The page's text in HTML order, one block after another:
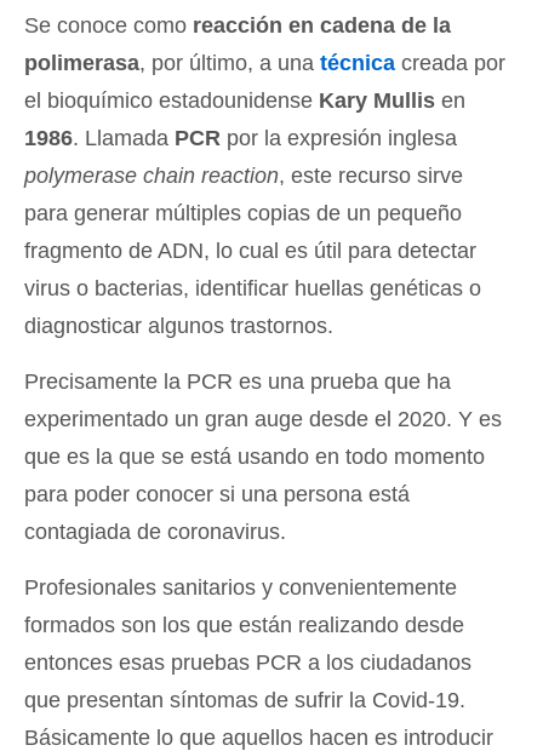
Se conoce como reacción en cadena de la
polimerasa, por último, a una técnica creada por
el bioquímico estadounidense Kary Mullis en
1986. Llamada PCR por la expresión inglesa
polymerase chain reaction, este recurso sirve
para generar múltiples copias de un pequeño
fragmento de ADN, lo cual es útil para detectar
virus o bacterias, identificar huellas genéticas o
diagnosticar algunos trastornos.
Precisamente la PCR es una prueba que ha
experimentado un gran auge desde el 2020. Y es
que es la que se está usando en todo momento
para poder conocer si una persona está
contagiada de coronavirus.
Profesionales sanitarios y convenientemente
formados son los que están realizando desde
entonces esas pruebas PCR a los ciudadanos
que presentan síntomas de sufrir la Covid-19.
Básicamente lo que aquellos hacen es introducir